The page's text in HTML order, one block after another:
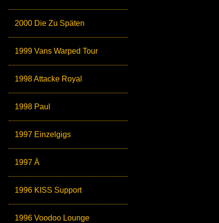
2000 Die Zu Späten
1999 Vans Warped Tour
1998 Attacke Royal
1998 Paul
1997 Einzelgigs
1997 Ä
1996 KISS Support
1996 Voodoo Lounge